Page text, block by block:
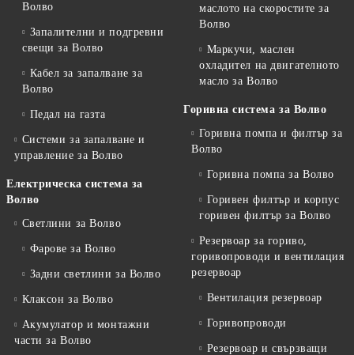
Волво
Запалителни и подгревни
свещи за Волво
Кабел за запалване за
Волво
Педал на газта
Системи за запалване и
управление за Волво
Електрическа система за
Волво
Светлини за Волво
Фарове за Волво
Задни светлини за Волво
Клаксон за Волво
Акумулатор и монтажни
части за Волво
маслото на скоростите за
Волво
Маркучи, маслен
охладител на двигателното
масло за Волво
Горивна система за Волво
Горивна помпа и филтър за
Волво
Горивна помпа за Волво
Горивен филтър и корпус
горивен филтър за Волво
Резервоар за гориво,
горивопроводи и вентилация
резервоар
Вентилация резервоар
Горивопроводи
Резервоар и свързващи